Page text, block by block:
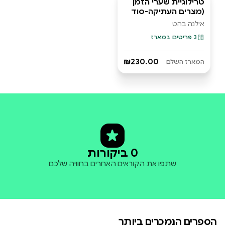
מארז ספרים
טרילוגיית שערי הזמן
(מצרים העתיקה-סוד
התודעה, קומראן-סוד
סוד הקריסטל)
אילנה בהט
3 פריטים במארז
המארז השלם ₪230.00
0 ביקורות
שתפו את הקוראים האחרים בחוויה שלכם
הספרים הנמכרים ביותר